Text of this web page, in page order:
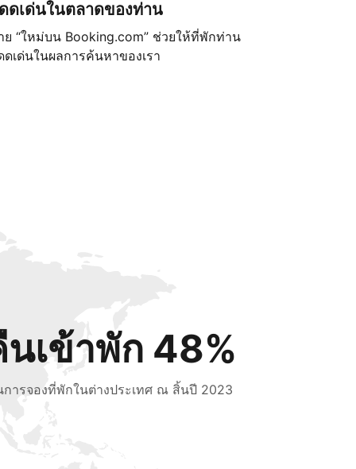
ดเด่นในตลาดของท่าน
ย “ใหม่บน Booking.com” ช่วยให้ที่พักท่าน
ดเด่นในผลการค้นหาของเรา
เข้าพัก 48%
การจองที่พักในต่างประเทศ ณ สิ้นปี 2023